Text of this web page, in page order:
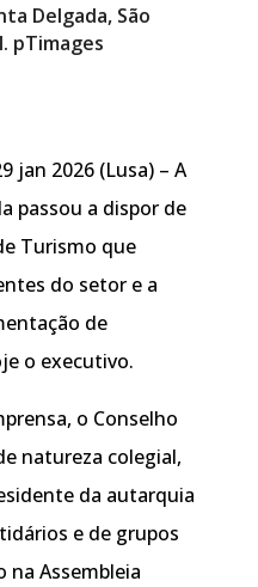
Delgada, São
pTimages
jan 2026 (Lusa) – A
passou a dispor de
Turismo que
do setor e a
de
o executivo.
o Conselho
natureza colegial,
da autarquia
e de grupos
na Assembleia